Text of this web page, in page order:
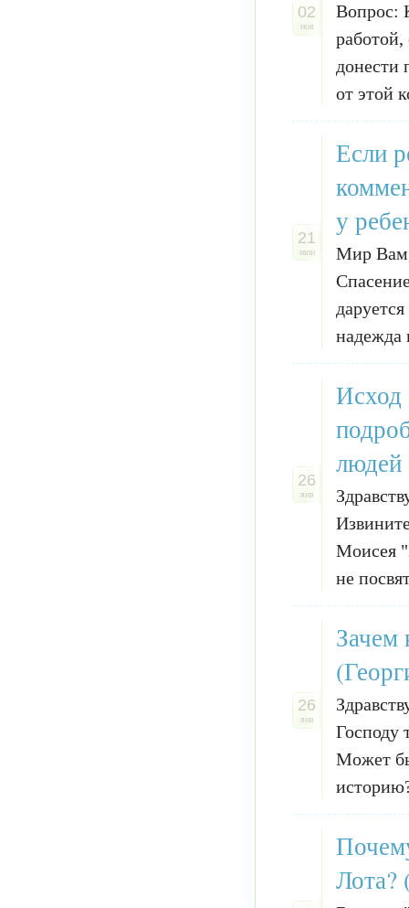
02
ноя
Вопрос:
донести
от этой
21
июн
Если
у
Мир Вам,
надежда
26
янв
Исход
людей
Моисея
не
26
янв
Зачем
Господу
Может
Лота?